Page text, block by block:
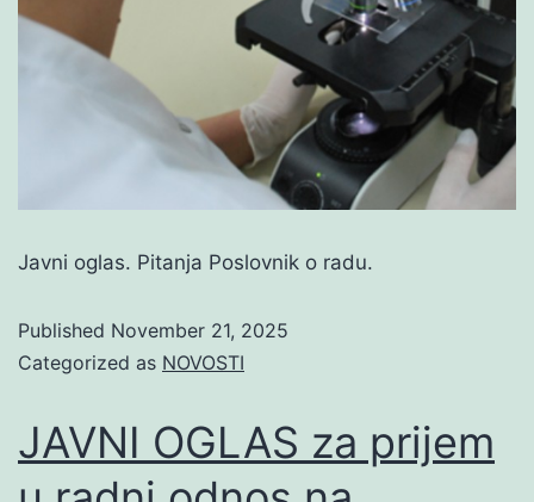
Javni oglas. Pitanja Poslovnik o radu.
Published November 21, 2025
Categorized as NOVOSTI
JAVNI OGLAS za prijem